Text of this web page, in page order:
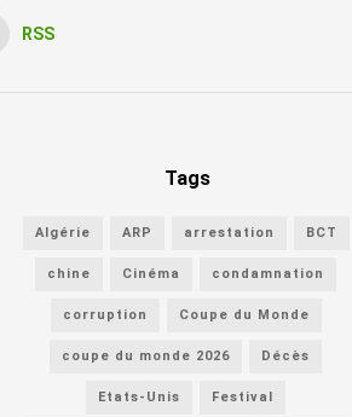
RSS
Tags
Algérie ARP arrestation BCT
chine Cinéma condamnation
corruption Coupe du Monde
coupe du monde 2026 Décès
Etats-Unis Festival